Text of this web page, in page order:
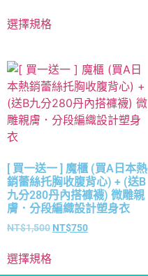
選擇規格
[ 買一送一 ] 魔櫃 (買A日本熱
銷蕾絲托胸收腹背心) + (送B
九分280丹內搭褲襪) 微雕親
膚．分段編織設計塑身衣
NT$1,500 NT$750
選擇規格